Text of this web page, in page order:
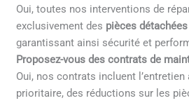
Oui, toutes nos interventions de
exclusivement des pièces
garantissant ainsi sécurité et
Proposez-vous des contrats de
Oui, nos contrats incluent l’entretien
prioritaire, des réductions sur les